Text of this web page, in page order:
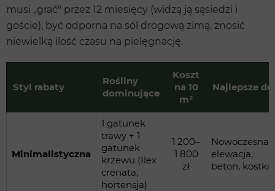
musi „grać" przez 12 miesięcy (widzą ją sąsiedzi i
goście), być odporna na sól drogową zimą, znosić
niewielką ilość czasu na pielęgnację.
Styl rabaty
Rośliny
dominujące
Koszt
na 10
m²
Najlepsze do
Minimalistyczna
1 gatunek
trawy + 1
gatunek
krzewu (Ilex
crenata,
hortensja)
1 200–
1 800
zł
Nowoczesna
elewacja,
beton, kostka